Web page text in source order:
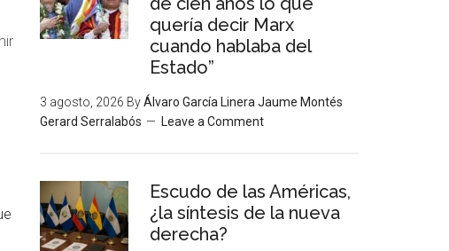
quería decir Marx
cuando hablaba del
Estado”
3 agosto, 2026 ByÁlvaro García Linera Jaume Montés
Gerard Serralabós
Leave a Comment
Escudo de las Américas,
¿la síntesis de la nueva
derecha?